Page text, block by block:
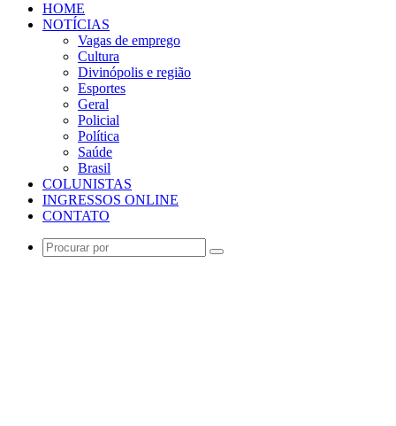
HOME
NOTÍCIAS
Vagas de emprego
Cultura
Divinópolis e região
Esportes
Geral
Policial
Política
Saúde
Brasil
COLUNISTAS
INGRESSOS ONLINE
CONTATO
Procurar